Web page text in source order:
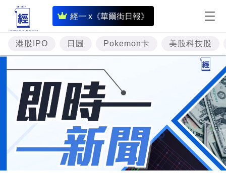
經一 x《華爾街日報》
即
時
財
經
專
題
投
資
樓
市
港股IPO 日圓 Pokemon卡 美股科技股